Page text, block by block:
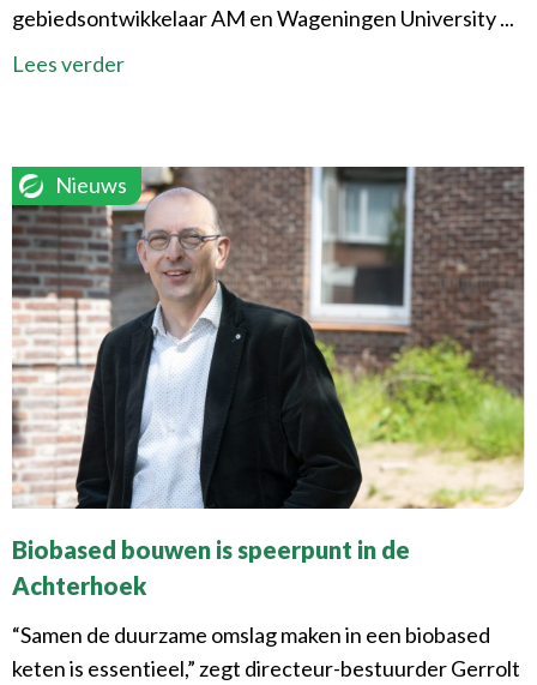
gebiedsontwikkelaar AM en Wageningen University ...
Lees verder
Nieuws
Biobased bouwen is speerpunt in de
Achterhoek
“Samen de duurzame omslag maken in een biobased
keten is essentieel,” zegt directeur-bestuurder Gerrolt